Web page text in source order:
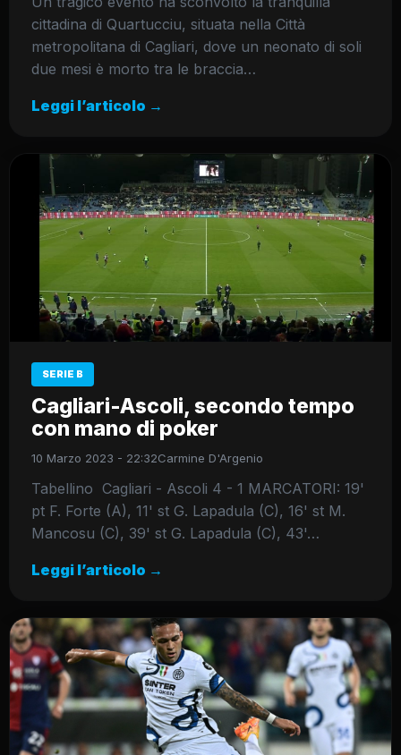
cittadina di Quartucciu, situata nella Città
metropolitana di Cagliari, dove un neonato di soli
due mesi è morto tra le braccia…
Leggi l’articolo →
SERIE B
Cagliari-Ascoli, secondo tempo
con mano di poker
10 Marzo 2023 - 22:32Carmine D'Argenio
Tabellino Cagliari - Ascoli 4 - 1 MARCATORI: 19'
pt F. Forte (A), 11' st G. Lapadula (C), 16' st M.
Mancosu (C), 39' st G. Lapadula (C), 43'…
Leggi l’articolo →